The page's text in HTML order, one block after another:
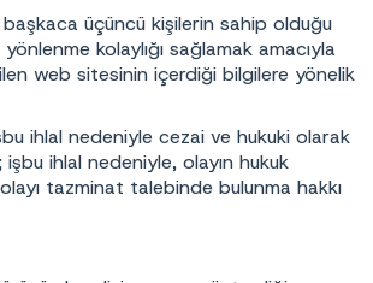
üçüncü kişilerin sahip olduğu
kolaylığı sağlamak amacıyla
web sitesinin içerdiği bilgilere yönelik
ihlal nedeniyle cezai ve hukuki olarak
ihlal nedeniyle, olayın hukuk
tazminat talebinde bulunma hakkı